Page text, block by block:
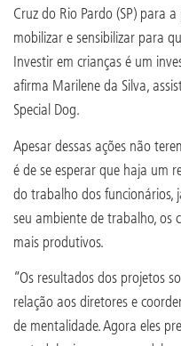
Cruz do Rio Pardo (SP) para
mobilizar e sensibilizar para
Investir em crianças é um
afirma Marilene da Silva,
Special Dog.
Apesar dessas ações não
é de se esperar que haja um
do trabalho dos funcionários,
seu ambiente de trabalho, os
mais produtivos.
“Os resultados dos projetos
relação aos diretores e
de mentalidade. Agora eles